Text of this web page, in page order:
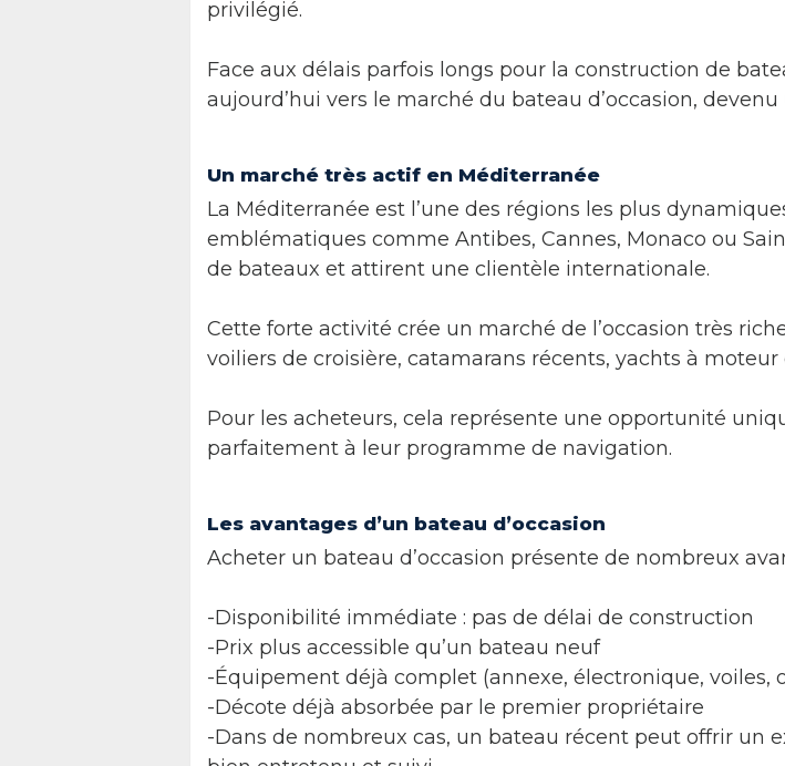
privilégié.
Face aux délais parfois longs pour la construction de
aujourd’hui vers le marché du bateau d’occasion,
Un marché très actif en Méditerranée
La Méditerranée est l’une des régions les plus
emblématiques comme Antibes, Cannes, Monaco ou
de bateaux et attirent une clientèle internationale.
Cette forte activité crée un marché de l’occasion très
voiliers de croisière, catamarans récents, yachts à
Pour les acheteurs, cela représente une opportunité
parfaitement à leur programme de navigation.
Les avantages d’un bateau d’occasion
Acheter un bateau d’occasion présente de nombreux
-Disponibilité immédiate : pas de délai de construction
-Prix plus accessible qu’un bateau neuf
-Équipement déjà complet (annexe, électronique, voiles,
-Décote déjà absorbée par le premier propriétaire
-Dans de nombreux cas, un bateau récent peut offrir un